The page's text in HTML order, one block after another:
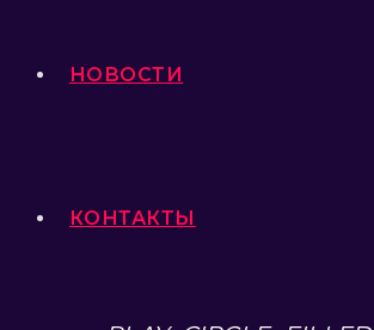
НОВОСТИ
КОНТАКТЫ